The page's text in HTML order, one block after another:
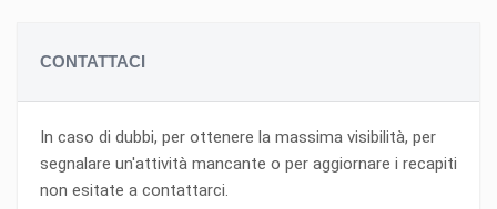
CONTATTACI
In caso di dubbi, per ottenere la massima visibilità, per
segnalare un'attività mancante o per aggiornare i recapiti
non esitate a contattarci.